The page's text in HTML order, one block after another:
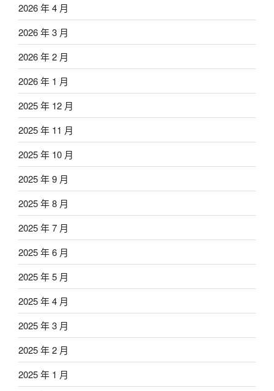
2026 年 4 月
2026 年 3 月
2026 年 2 月
2026 年 1 月
2025 年 12 月
2025 年 11 月
2025 年 10 月
2025 年 9 月
2025 年 8 月
2025 年 7 月
2025 年 6 月
2025 年 5 月
2025 年 4 月
2025 年 3 月
2025 年 2 月
2025 年 1 月